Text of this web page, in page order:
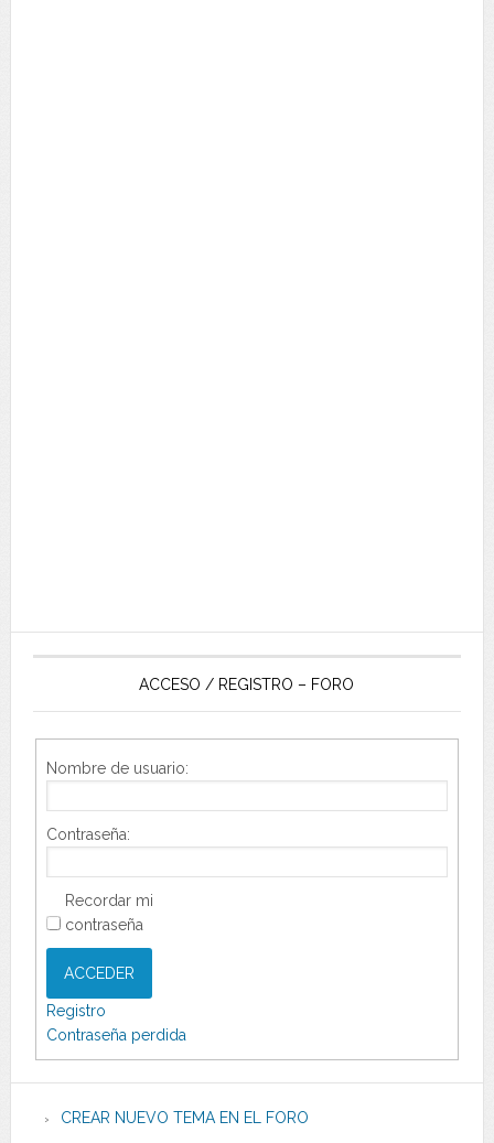
ACCESO / REGISTRO – FORO
Nombre de usuario:
Contraseña:
Recordar mi
contraseña
ACCEDER
Registro
Contraseña perdida
CREAR NUEVO TEMA EN EL FORO